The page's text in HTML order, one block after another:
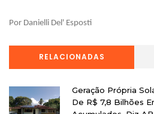
Por Danielli Del' Esposti
RELACIONADAS
Geração Própria
De R$ 7,8 Bilhões